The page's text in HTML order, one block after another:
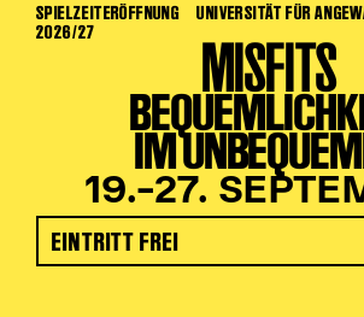
SPIELZEITERÖFFNUNG
2026/27
UNIVERSITÄT FÜR
MISFITS
IM
19.–27.
EINTRITT FREI